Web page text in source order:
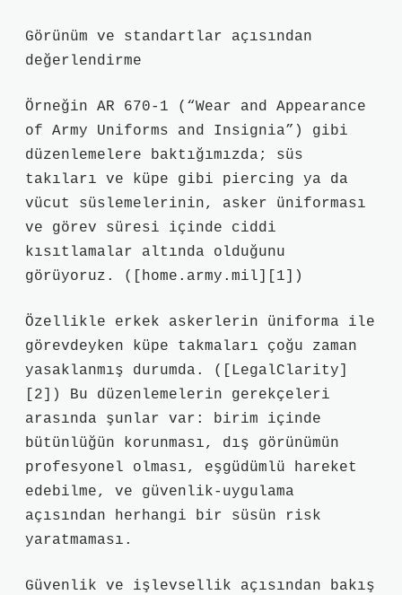
Görünüm ve standartlar açısından
değerlendirme
Örneğin AR 670‑1 (“Wear and Appearance
of Army Uniforms and Insignia”) gibi
düzenlemelere baktığımızda; süs
takıları ve küpe gibi piercing ya da
vücut süslemelerinin, asker üniforması
ve görev süresi içinde ciddi
kısıtlamalar altında olduğunu
görüyoruz. ([home.army.mil][1])
Özellikle erkek askerlerin üniforma ile
görevdeyken küpe takmaları çoğu zaman
yasaklanmış durumda. ([LegalClarity]
[2]) Bu düzenlemelerin gerekçeleri
arasında şunlar var: birim içinde
bütünlüğün korunması, dış görünümün
profesyonel olması, eşgüdümlü hareket
edebilme, ve güvenlik‑uygulama
açısından herhangi bir süsün risk
yaratmaması.
Güvenlik ve işlevsellik açısından bakış